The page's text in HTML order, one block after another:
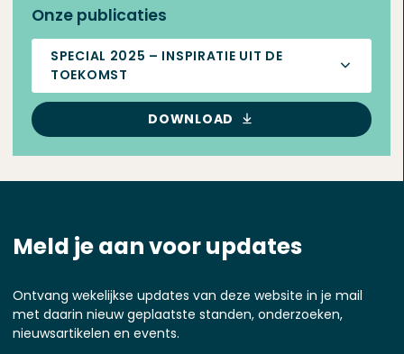
Onze publicaties
SPECIAL 2025 – INSPIRATIE UIT DE
TOEKOMST
DOWNLOAD
Meld je aan voor updates
Ontvang wekelijkse updates van deze website in je mail
met daarin nieuw geplaatste standen, onderzoeken,
nieuwsartikelen en events.